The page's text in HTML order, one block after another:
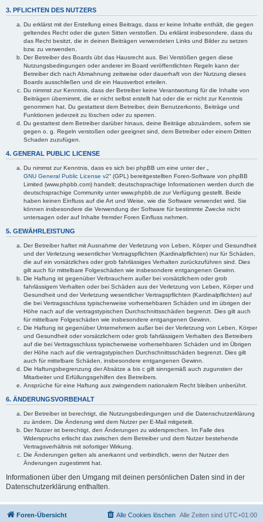
3. PFLICHTEN DES NUTZERS
Du erklärst mit der Erstellung eines Beitrags, dass er keine Inhalte enthält, die gegen
geltendes Recht oder die guten Sitten verstoßen. Du erklärst insbesondere, dass du
das Recht besitzt, die in deinen Beiträgen verwendeten Links und Bilder zu setzen
bzw. zu verwenden.
Der Betreiber des Boards übt das Hausrecht aus. Bei Verstößen gegen diese
Nutzungsbedingungen oder anderer im Board veröffentlichten Regeln kann der
Betreiber dich nach Abmahnung zeitweise oder dauerhaft von der Nutzung dieses
Boards ausschließen und dir ein Hausverbot erteilen.
Du nimmst zur Kenntnis, dass der Betreiber keine Verantwortung für die Inhalte von
Beiträgen übernimmt, die er nicht selbst erstellt hat oder die er nicht zur Kenntnis
genommen hat. Du gestattest dem Betreiber, dein Benutzerkonto, Beiträge und
Funktionen jederzeit zu löschen oder zu sperren.
Du gestattest dem Betreiber darüber hinaus, deine Beiträge abzuändern, sofern sie
gegen o. g. Regeln verstoßen oder geeignet sind, dem Betreiber oder einem Dritten
Schaden zuzufügen.
4. GENERAL PUBLIC LICENSE
Du nimmst zur Kenntnis, dass es sich bei phpBB um eine unter der „
GNU General Public License v2“ (GPL) bereitgestellten Foren-Software von phpBB
Limited (www.phpbb.com) handelt; deutschsprachige Informationen werden durch die
deutschsprachige Community unter www.phpbb.de zur Verfügung gestellt. Beide
haben keinen Einfluss auf die Art und Weise, wie die Software verwendet wird. Sie
können insbesondere die Verwendung der Software für bestimmte Zwecke nicht
untersagen oder auf Inhalte fremder Foren Einfluss nehmen.
5. GEWÄHRLEISTUNG
Der Betreiber haftet mit Ausnahme der Verletzung von Leben, Körper und Gesundheit
und der Verletzung wesentlicher Vertragspflichten (Kardinalpflichten) nur für Schäden,
die auf ein vorsätzliches oder grob fahrlässiges Verhalten zurückzuführen sind. Dies
gilt auch für mittelbare Folgeschäden wie insbesondere entgangenen Gewinn.
Die Haftung ist gegenüber Verbrauchern außer bei vorsätzlichem oder grob
fahrlässigem Verhalten oder bei Schäden aus der Verletzung von Leben, Körper und
Gesundheit und der Verletzung wesentlicher Vertragspflichten (Kardinalpflichten) auf
die bei Vertragsschluss typischerweise vorhersehbaren Schäden und im übrigen der
Höhe nach auf die vertragstypischen Durchschnittsschäden begrenzt. Dies gilt auch
für mittelbare Folgeschäden wie insbesondere entgangenen Gewinn.
Die Haftung ist gegenüber Unternehmern außer bei der Verletzung von Leben, Körper
und Gesundheit oder vorsätzlichem oder grob fahrlässigem Verhalten des Betreibers
auf die bei Vertragsschluss typischerweise vorhersehbaren Schäden und im Übrigen
der Höhe nach auf die vertragstypischen Durchschnittsschäden begrenzt. Dies gilt
auch für mittelbare Schäden, insbesondere entgangenen Gewinn.
Die Haftungsbegrenzung der Absätze a bis c gilt sinngemäß auch zugunsten der
Mitarbeiter und Erfüllungsgehilfen des Betreibers.
Ansprüche für eine Haftung aus zwingendem nationalem Recht bleiben unberührt.
6. ÄNDERUNGSVORBEHALT
Der Betreiber ist berechtigt, die Nutzungsbedingungen und die Datenschutzerklärung
zu ändern. Die Änderung wird dem Nutzer per E-Mail mitgeteilt.
Der Nutzer ist berechtigt, den Änderungen zu widersprechen. Im Falle des
Widerspruchs erlischt das zwischen dem Betreiber und dem Nutzer bestehende
Vertragsverhältnis mit sofortiger Wirkung.
Die Änderungen gelten als anerkannt und verbindlich, wenn der Nutzer den
Änderungen zugestimmt hat.
Informationen über den Umgang mit deinen persönlichen Daten sind in der
Datenschutzerklärung enthalten.
Foren-Übersicht Alle Zeiten sind UTC+01:00
Alle Cookies löschen